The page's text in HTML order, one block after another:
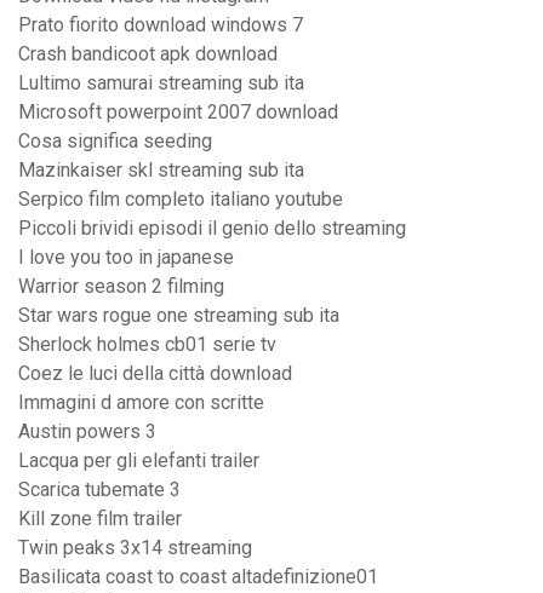
Prato fiorito download windows 7
Crash bandicoot apk download
Lultimo samurai streaming sub ita
Microsoft powerpoint 2007 download
Cosa significa seeding
Mazinkaiser skl streaming sub ita
Serpico film completo italiano youtube
Piccoli brividi episodi il genio dello streaming
I love you too in japanese
Warrior season 2 filming
Star wars rogue one streaming sub ita
Sherlock holmes cb01 serie tv
Coez le luci della città download
Immagini d amore con scritte
Austin powers 3
Lacqua per gli elefanti trailer
Scarica tubemate 3
Kill zone film trailer
Twin peaks 3x14 streaming
Basilicata coast to coast altadefinizione01